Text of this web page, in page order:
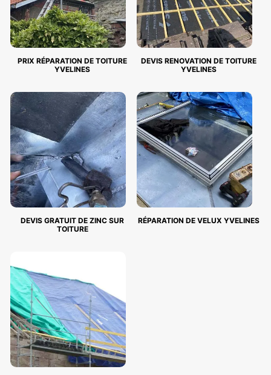
PRIX RÉPARATION DE TOITURE
YVELINES
DEVIS RENOVATION DE TOITURE
YVELINES
DEVIS GRATUIT DE ZINC SUR
TOITURE
RÉPARATION DE VELUX YVELINES